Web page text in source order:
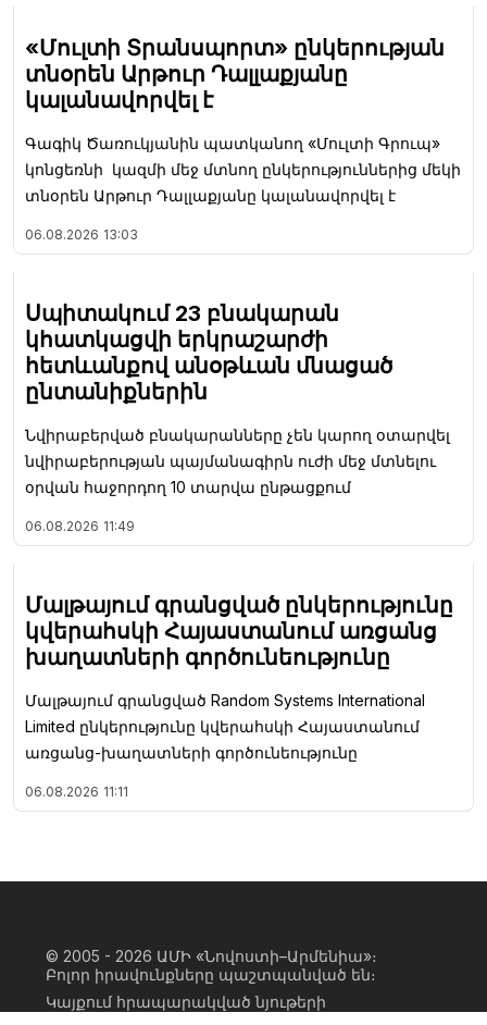
«Մուլտի Տրանսպորտ» ընկերության
տնօրեն Արթուր Դալլաքյանը
կալանավորվել է
Գագիկ Ծառուկյանին պատկանող «Մուլտի Գրուպ»
կոնցեռնի կազմի մեջ մտնող ընկերություններից մեկի
տնօրեն Արթուր Դալլաքյանը կալանավորվել է
06.08.2026 13:03
Սպիտակում 23 բնակարան
կհատկացվի երկրաշարժի
հետևանքով անօթևան մնացած
ընտանիքներին
Նվիրաբերված բնակարանները չեն կարող օտարվել
նվիրաբերության պայմանագիրն ուժի մեջ մտնելու
օրվան հաջորդող 10 տարվա ընթացքում
06.08.2026 11:49
Մալթայում գրանցված ընկերությունը
կվերահսկի Հայաստանում առցանց
խաղատների գործունեությունը
Մալթայում գրանցված Random Systems International
Limited ընկերությունը կվերահսկի Հայաստանում
առցանց-խաղատների գործունեությունը
06.08.2026 11:11
© 2005 - 2026 ԱՄԻ «Նովոստի–Արմենիա»։
Բոլոր իրավունքները պաշտպանված են։
Կայքում հրապարակված նյութերի